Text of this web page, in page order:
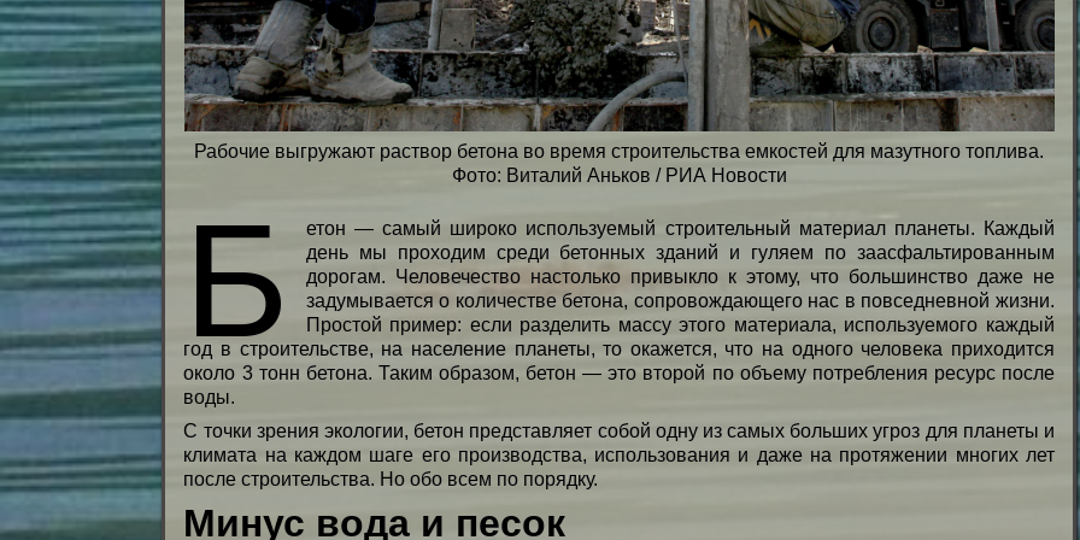
Рабочие выгружают раствор бетона во время строительства емкостей для мазутного топлива.
Фото: Виталий Аньков / РИА Новости
Б
етон — самый широко используемый строительный материал планеты. Каждый
день мы проходим среди бетонных зданий и гуляем по заасфальтированным
дорогам. Человечество настолько привыкло к этому, что большинство даже не
задумывается о количестве бетона, сопровождающего нас в повседневной жизни.
Простой пример: если разделить массу этого материала, используемого каждый
год в строительстве, на население планеты, то окажется, что на одного человека приходится
около 3 тонн бетона. Таким образом, бетон — это второй по объему потребления ресурс после
воды.
С точки зрения экологии, бетон представляет собой одну из самых больших угроз для планеты и
климата на каждом шаге его производства, использования и даже на протяжении многих лет
после строительства. Но обо всем по порядку.
Минус вода и песок